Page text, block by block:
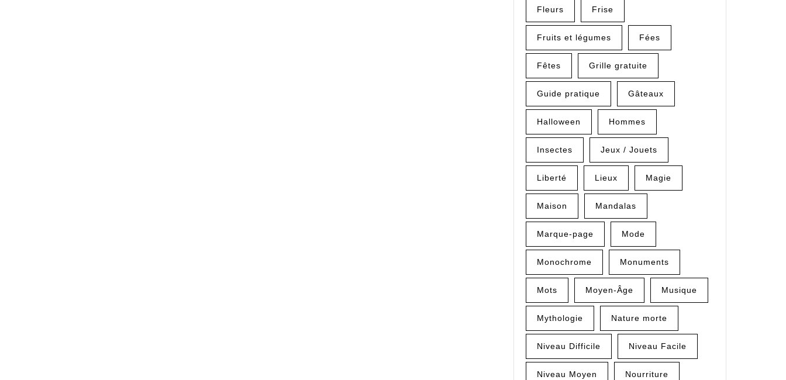
Fleurs Frise
Fruits et légumes Fées
Fêtes Grille gratuite
Guide pratique Gâteaux
Halloween Hommes
Insectes Jeux / Jouets
Liberté Lieux Magie
Maison Mandalas
Marque-page Mode
Monochrome Monuments
Mots Moyen-Âge Musique
Mythologie Nature morte
Niveau Difficile Niveau Facile
Niveau Moyen Nourriture